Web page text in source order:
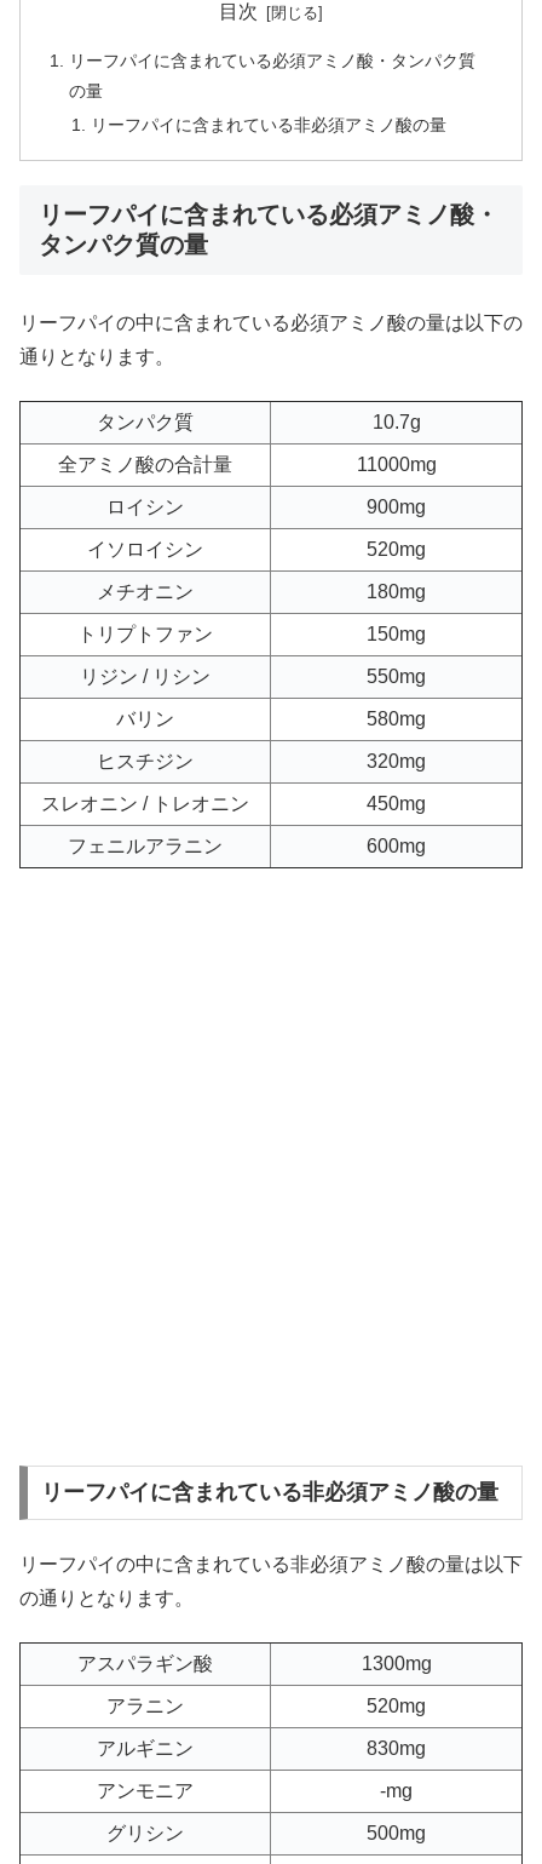
目次
リーフパイに含まれている必須アミノ酸・タンパク質
の量
リーフパイに含まれている非必須アミノ酸の量
リーフパイに含まれている必須アミノ酸・
タンパク質の量
リーフパイの中に含まれている必須アミノ酸の量は以下の
通りとなります。
タンパク質 10.7g
全アミノ酸の合計量 11000mg
ロイシン 900mg
イソロイシン 520mg
メチオニン 180mg
トリプトファン 150mg
リジン / リシン 550mg
バリン 580mg
ヒスチジン 320mg
スレオニン / トレオニン 450mg
フェニルアラニン 600mg
リーフパイに含まれている非必須アミノ酸の量
リーフパイの中に含まれている非必須アミノ酸の量は以下
の通りとなります。
アスパラギン酸 1300mg
アラニン 520mg
アルギニン 830mg
アンモニア -mg
グリシン 500mg